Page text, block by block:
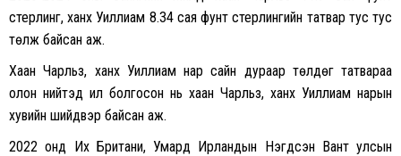
стерлинг, ханхүү Уиллиам 8.34 сая фунт стерлингийн татвар тус тус
төлж байсан аж.
Хаан Чарльз, ханхүү Уиллиам нар сайн дураар төлдөг татвараа
олон нийтэд ил болгосон нь хаан Чарльз, ханхүү Уиллиам нарын
хувийн шийдвэр байсан аж.
2022 онд Их Британи, Умард Ирландын Нэгдсэн Вант улсын